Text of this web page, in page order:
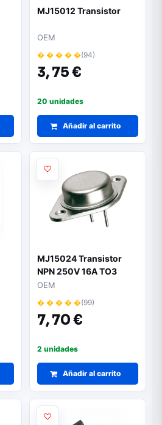
MJ15012 Transistor
OEM
� � � � �(94)
3,75 €
20 unidades
Añadir al carrito
MJ15024 Transistor
NPN 250V 16A TO3
OEM
� � � � �(99)
7,70 €
2 unidades
Añadir al carrito